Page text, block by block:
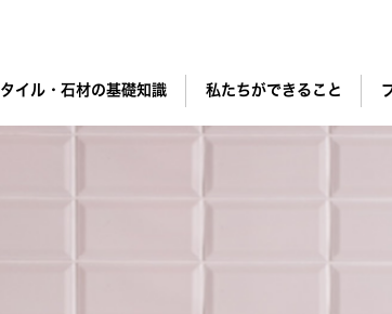
タイル・石材の基礎知識 私たちができること